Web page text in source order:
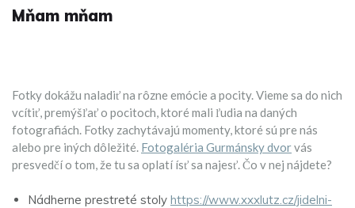
Mňam mňam
Fotky dokážu naladiť na rôzne emócie a pocity. Vieme sa do nich
vcítiť, premýšľať o pocitoch, ktoré mali ľudia na daných
fotografiách. Fotky zachytávajú momenty, ktoré sú pre nás
alebo pre iných dôležité. Fotogaléria Gurmánsky dvorvás
presvedčí o tom, že tu sa oplatí ísť sa najesť. Čo v nej nájdete?
Nádherne prestreté stoly https://www.xxxlutz.cz/jidelni-